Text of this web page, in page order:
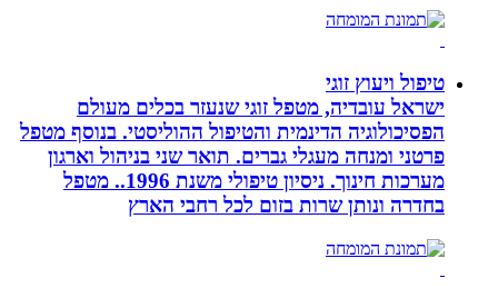
טיפול ויעוץ זוגי
ישראל עובדיה, מטפל זוגי שנעזר בכלים מעולם
הפסיכולוגיה הדינמית והטיפול ההוליסטי. בנוסף מטפל
פרטני ומנחה מעגלי גברים. תואר שני בניהול וארגון
מערכות חינוך. ניסיון טיפולי משנת 1996.. מטפל
בחדרה ונותן שרות בזום לכל רחבי הארץ